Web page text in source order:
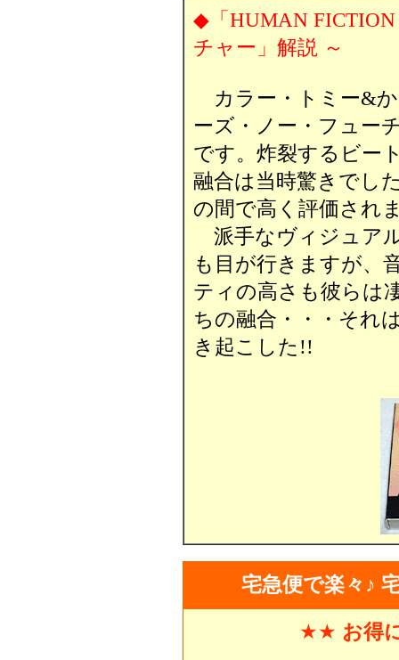
◆「HUMAN
チャー」解説 ～
カラー・トミー&
ーズ・ノー・フュ
です。炸裂するビー
融合は当時驚きでし
の間で高く評価され
派手なヴィジュア
も目が行きますが、
ティの高さも彼ら
ちの融合・・・それ
き起こした!!
宅急便で楽々♪
★★ お得